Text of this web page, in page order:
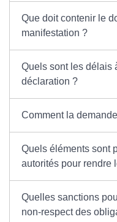
Que doit contenir le
manifestation ?
Quels sont les délais
déclaration ?
Comment la
Quels éléments sont
autorités pour rendre
Quelles sanctions
non-respect des